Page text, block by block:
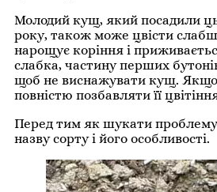
Молодий кущ, який посадили
року, також може цвісти
нарощує коріння і
слабка, частину перших
щоб не виснажувати кущ. Якщо
повністю позбавляти її
Перед тим як шукати
назву сорту і його особливості.